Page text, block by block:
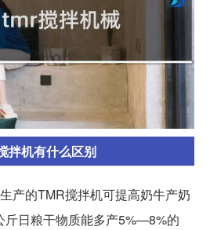
拌机有什么区别
产的TMR搅拌机可提高奶牛产奶
斤日粮干物质能多产5%—8%的